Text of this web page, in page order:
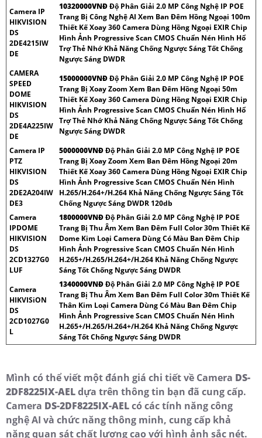
Camera IP
HIKVISION
DS
2DE4215IW
DE
10320000VNÐĐộ Phân Giải 2.0 MP Công Nghệ IP POE
Trang Bị Công Nghệ AI Xem Ban Đêm Hồng Ngoại 100m
Thiết Kế Xoay 360 Camera Dùng Hồng Ngoại EXIR Chip
Hình Ảnh Progressive Scan CMOS Chuẩn Nén Hình Hổ
Trợ Thẻ Nhớ Khả Năng Chống Ngược Sáng Tốt Chống
Ngược Sáng DWDR
CAMERA
SPEED
DOME
HIKVISION
DS
2DE4A225IW
DE
15000000VNÐĐộ Phân Giải 2.0 MP Công Nghệ IP POE
Trang Bị Xoay Zoom Xem Ban Đêm Hồng Ngoại 50m
Thiết Kế Xoay 360 Camera Dùng Hồng Ngoại EXIR Chip
Hình Ảnh Progressive Scan CMOS Chuẩn Nén Hình Hổ
Trợ Thẻ Nhớ Khả Năng Chống Ngược Sáng Tốt Chống
Ngược Sáng DWDR
Camera IP
PTZ
HIKVISION
DS
2DE2A204IW
DE3
5000000VNÐĐộ Phân Giải 2.0 MP Công Nghệ IP POE
Trang Bị Xoay Zoom Xem Ban Đêm Hồng Ngoại 20m
Thiết Kế Xoay 360 Camera Dùng Hồng Ngoại EXIR Chip
Hình Ảnh Progressive Scan CMOS Chuẩn Nén Hình
H.265/H.264+/H.264 Khả Năng Chống Ngược Sáng Tốt
Chống Ngược Sáng DWDR 120db
Camera
IPDOME
HIKVISION
DS
2CD1327G0
LUF
1800000VNÐĐộ Phân Giải 2.0 MP Công Nghệ IP POE
Trang Bị Thu Âm Xem Ban Đêm Full Color 30m Thiết Kế
Dome Kim Loại Camera Dùng Có Màu Ban Đêm Chip
Hình Ảnh Progressive Scan CMOS Chuẩn Nén Hình
H.265+/H.265/H.264+/H.264 Khả Năng Chống Ngược
Sáng Tốt Chống Ngược Sáng DWDR
Camera
HIKVISiON
DS
2CD1027G0
L
1340000VNÐĐộ Phân Giải 2.0 MP Công Nghệ IP POE
Trang Bị Thu Âm Xem Ban Đêm Full Color 30m Thiết Kế
Thân Kim Loại Camera Dùng Có Màu Ban Đêm Chip
Hình Ảnh Progressive Scan CMOS Chuẩn Nén Hình
H.265+/H.265/H.264+/H.264 Khả Năng Chống Ngược
Sáng Tốt Chống Ngược Sáng DWDR
Mình có thể viết một đánh giá chi tiết về Camera DS-
2DF8225IX-AELdựa trên thông tin bạn đã cung cấp.
Camera DS-2DF8225IX-AELcó các tính năng công
nghệ AI và chức năng thông minh, cung cấp khả
năng quan sát chất lượng cao với hình ảnh sắc nét.